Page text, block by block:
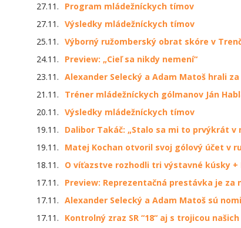
27.11.
Program mládežníckych tímov
27.11. Výsledky mládežníckych tímov
25.11. Výborný ružomberský obrat skóre v
24.11.
Preview: „Cieľ sa nikdy nemení“
23.11. Alexander Selecký a Adam Matoš hrali za
21.11.
Tréner mládežníckych gólmanov Ján
20.11. Výsledky mládežníckych tímov
19.11.
Dalibor Takáč: „Stalo sa mi to prvýkrát
19.11.
Matej Kochan otvoril svoj gólový účet v
18.11.
O víťazstve rozhodli tri výstavné kúsky +
17.11.
Preview: Reprezentačná prestávka je
17.11. Alexander Selecký a Adam Matoš sú
17.11.
Kontrolný zraz SR “18“ aj s trojicou